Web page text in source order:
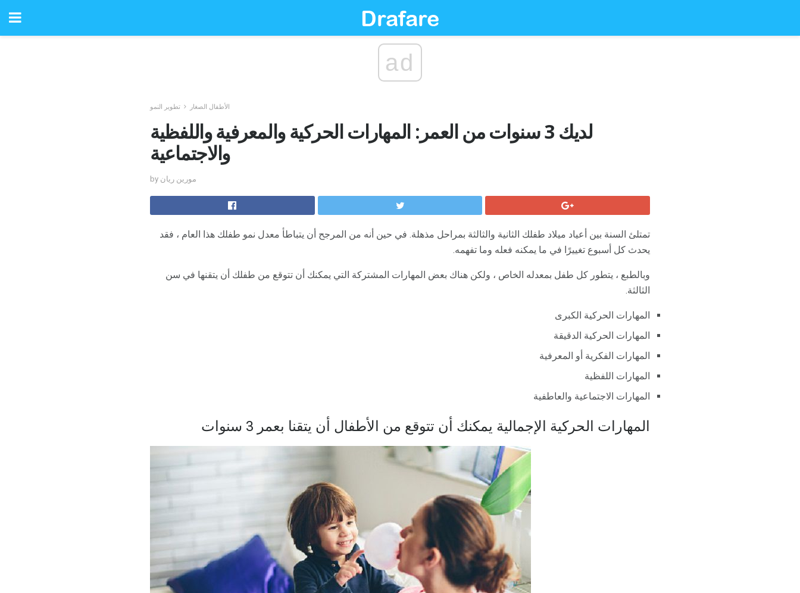
ad
الأطفال الصغار تطوير النمو
لديك 3 سنوات من العمر: المهارات الحركية والمعرفية واللفظية
والاجتماعية
by مورين ريان
تمتلئ السنة بين أعياد ميلاد طفلك الثانية والثالثة بمراحل مذهلة. في حين أنه من المرجح أن يتباطأ معدل نمو طفلك هذا العام ، فقد
يحدث كل أسبوع تغييرًا في ما يمكنه فعله وما تفهمه.
وبالطبع ، يتطور كل طفل بمعدله الخاص ، ولكن هناك بعض المهارات المشتركة التي يمكنك أن تتوقع من طفلك أن يتقنها في سن
الثالثة.
المهارات الحركية الكبرى
المهارات الحركية الدقيقة
المهارات الفكرية أو المعرفية
المهارات اللفظية
المهارات الاجتماعية والعاطفية
المهارات الحركية الإجمالية يمكنك أن تتوقع من الأطفال أن يتقنا بعمر 3 سنوات